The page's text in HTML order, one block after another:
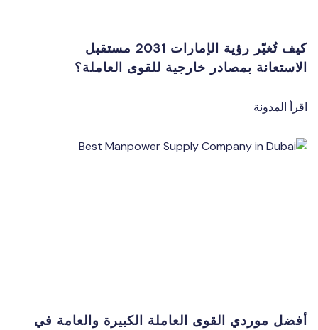
كيف تُغيّر رؤية الإمارات 2031 مستقبل
الاستعانة بمصادر خارجية للقوى العاملة؟
اقرأ المدونة
أفضل موردي القوى العاملة الكبيرة والعامة في